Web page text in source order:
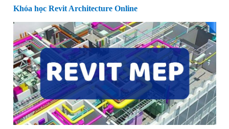
Khóa học Revit Architecture Online